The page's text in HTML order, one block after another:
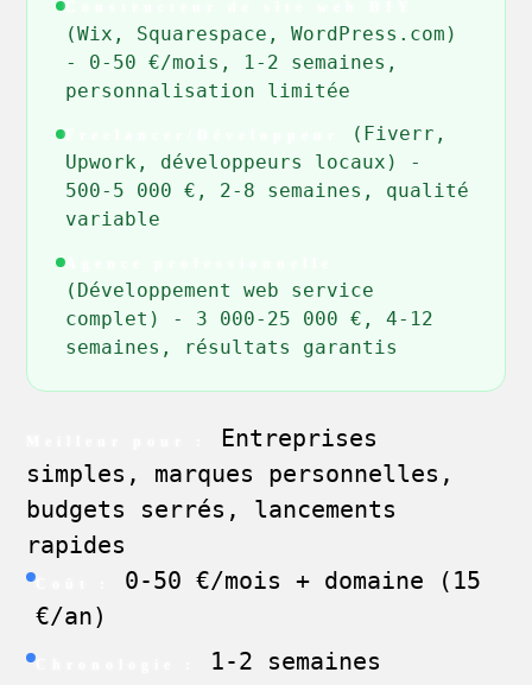
(Wix, Squarespace, WordPress.com)
- 0-50 €/mois, 1-2 semaines,
personnalisation limitée
(Fiverr,
Upwork, développeurs locaux) -
500-5 000 €, 2-8 semaines, qualité
variable
(Développement web service
complet) - 3 000-25 000 €, 4-12
semaines, résultats garantis
Entreprises
simples, marques personnelles,
budgets serrés, lancements
rapides
0-50 €/mois + domaine (15
€/an)
1-2 semaines